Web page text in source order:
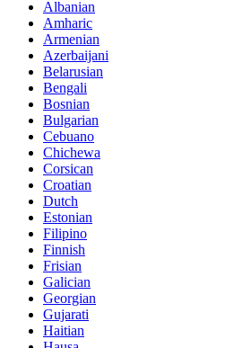
Albanian
Amharic
Armenian
Azerbaijani
Belarusian
Bengali
Bosnian
Bulgarian
Cebuano
Chichewa
Corsican
Croatian
Dutch
Estonian
Filipino
Finnish
Frisian
Galician
Georgian
Gujarati
Haitian